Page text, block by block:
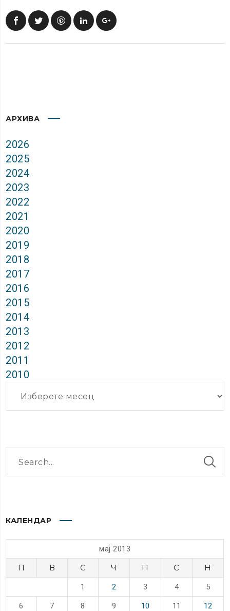
АРХИВА
2026
2025
2024
2023
2022
2021
2020
2019
2018
2017
2016
2015
2014
2013
2012
2011
2010
КАЛЕНДАР
мај 2013
П В С Ч П С Н
1 2 3 4 5
6 7 8 9 10 11 12